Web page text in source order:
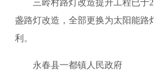
盏路灯改造，全部更换为太阳能路
利。
永春县一都镇人民政府